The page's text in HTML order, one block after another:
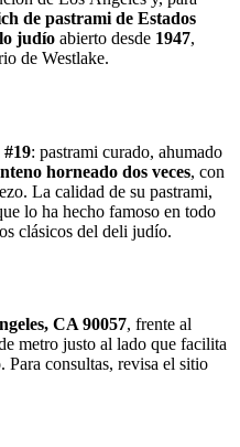
de pastrami de Estados
judío abierto desde 1947,
de Westlake.
: pastrami curado, ahumado
horneado dos veces, con
La calidad de su pastrami,
lo ha hecho famoso en todo
clásicos del deli judío.
CA 90057, frente al
metro justo al lado que facilita
consultas, revisa el sitio